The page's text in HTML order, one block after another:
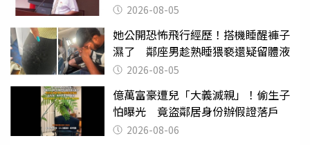
2026-08-05
她公開恐怖飛行經歷！搭機睡醒褲子
濕了 鄰座男趁熟睡猥褻還疑留體液
2026-08-05
億萬富豪遭兒「大義滅親」！偷生子
怕曝光 竟盜鄰居身份辦假證落戶
2026-08-06